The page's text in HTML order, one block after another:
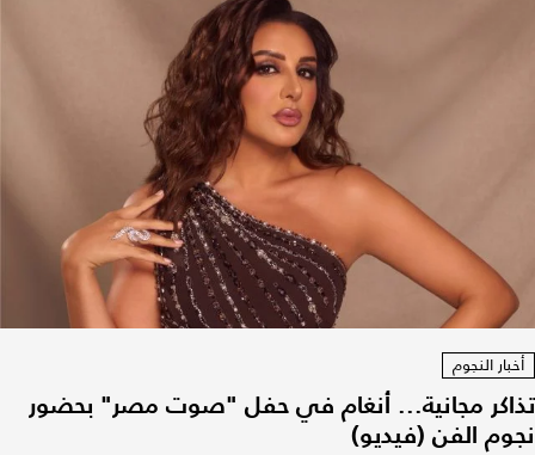
أخبار النجوم
تذاكر مجانية... أنغام في حفل "صوت مصر" بحضور
نجوم الفن (فيديو)